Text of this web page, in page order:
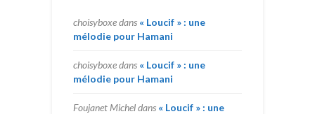
choisyboxedans « Loucif » : une
mélodie pour Hamani
choisyboxedans « Loucif » : une
mélodie pour Hamani
Foujanet Micheldans « Loucif » : une